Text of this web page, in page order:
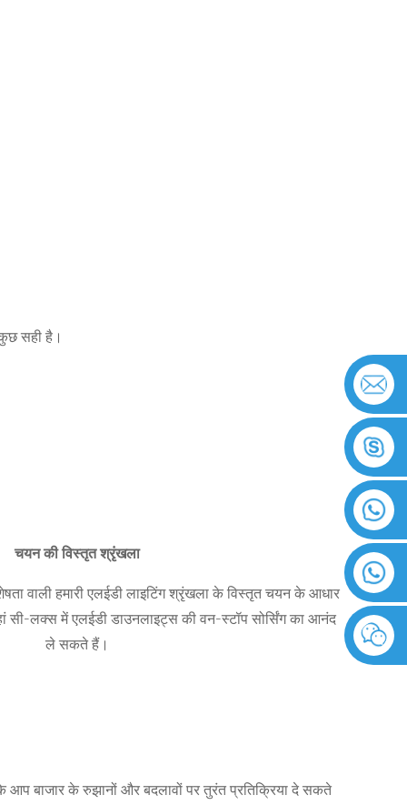
सही है।
चयन की विस्तृत श्रृंखला
वाली हमारी एलईडी लाइटिंग श्रृंखला के विस्तृत चयन के आधार
सी-लक्स में एलईडी डाउनलाइट्स की वन-स्टॉप सोर्सिंग का आनंद
ले सकते हैं।
बाजार के रुझानों और बदलावों पर तुरंत प्रतिक्रिया दे सकते